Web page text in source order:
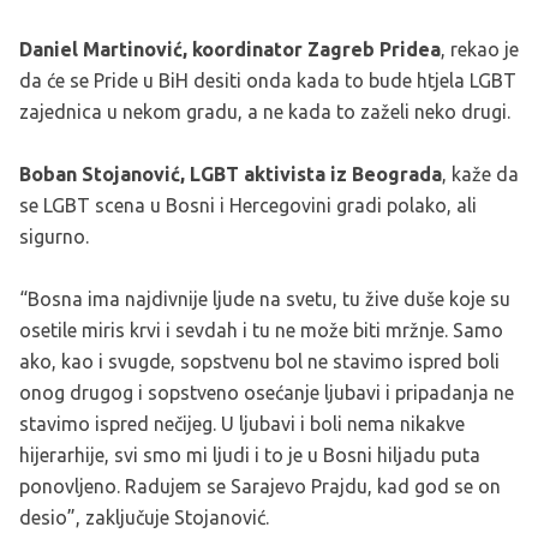
Daniel Martinović, koordinator Zagreb Pridea, rekao je
da će se Pride u BiH desiti onda kada to bude htjela LGBT
zajednica u nekom gradu, a ne kada to zaželi neko drugi.
Boban Stojanović, LGBT aktivista iz Beograda, kaže da
se LGBT scena u Bosni i Hercegovini gradi polako, ali
sigurno.
“Bosna ima najdivnije ljude na svetu, tu žive duše koje su
osetile miris krvi i sevdah i tu ne može biti mržnje. Samo
ako, kao i svugde, sopstvenu bol ne stavimo ispred boli
onog drugog i sopstveno osećanje ljubavi i pripadanja ne
stavimo ispred nečijeg. U ljubavi i boli nema nikakve
hijerarhije, svi smo mi ljudi i to je u Bosni hiljadu puta
ponovljeno. Radujem se Sarajevo Prajdu, kad god se on
desio”, zaključuje Stojanović.